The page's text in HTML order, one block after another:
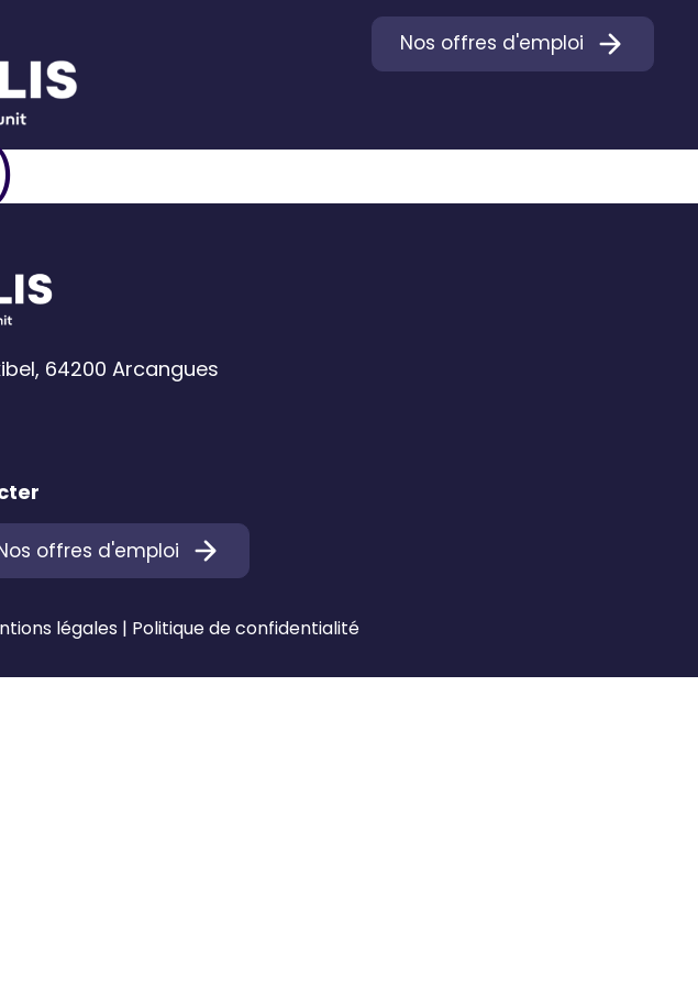
Nos offres d'emploi
64200 Arcangues
offres d'emploi
légales | Politique de confidentialité